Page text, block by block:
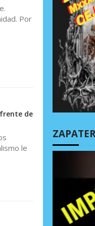
Por
de
le